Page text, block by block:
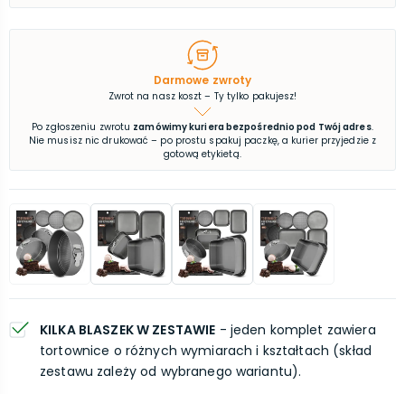
Darmowe zwroty
Zwrot na nasz koszt – Ty tylko pakujesz!
Po zgłoszeniu zwrotu zamówimy kuriera bezpośrednio pod Twój adres.
Nie musisz nic drukować – po prostu spakuj paczkę, a kurier przyjedzie z
gotową etykietą.
KILKA BLASZEK W ZESTAWIE - jeden komplet zawiera
tortownice o różnych wymiarach i kształtach (skład
zestawu zależy od wybranego wariantu).